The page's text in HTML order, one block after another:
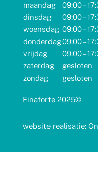
maandag
09:00 –
dinsdag
09:00 –
woensdag 09:00 –
donderdag09:00 –
vrijdag
09:00 –
zaterdag
gesloten
zondag
gesloten
Finaforte 2025©
website realisatie: